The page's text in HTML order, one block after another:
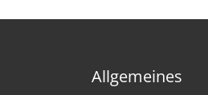
Allgemeines